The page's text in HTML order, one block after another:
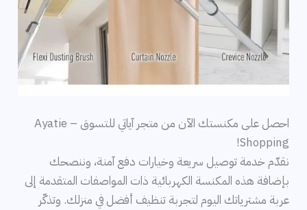
احصل على مكنستك الآن من متجر آياتي للتسوق – Ayatie
Shopping!
نقدّم خدمة توصيل سريعة وخيارات دفع آمنة، وننصحك
بإضافة هذه المكنسة الكهربائية ذات المواصفات المتقدمة إلى
عربة مشترياتك اليوم لتجربة تنظيف أفضل في منزلك. وتذكّر